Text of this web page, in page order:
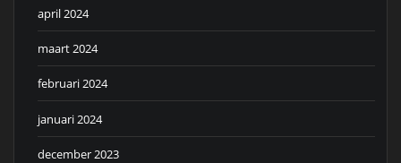
april 2024
maart 2024
februari 2024
januari 2024
december 2023